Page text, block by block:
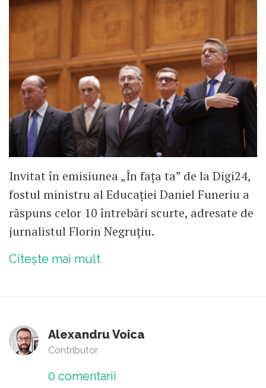
Invitat în emisiunea „În fața ta” de la Digi24,
fostul ministru al Educației Daniel Funeriu a
răspuns celor 10 întrebări scurte, adresate de
jurnalistul Florin Negruțiu.
Citește mai mult
Alexandru Voica
Contributor
0 comentarii